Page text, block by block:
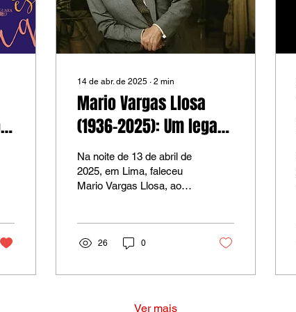
14 de abr. de 2025 ∙ 2 min
Mario Vargas Llosa
(1936–2025): Um legado
imortal na literatura e
na cultura hispano-
americana
Na noite de 13 de abril de
2025, em Lima, faleceu
Mario Vargas Llosa, aos
26 0
Ver mais